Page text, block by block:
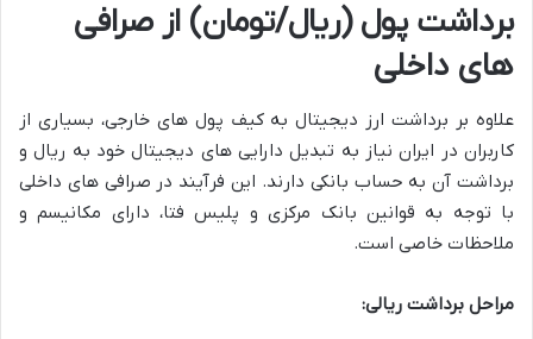
برداشت پول (ریال/تومان) از صرافی
های داخلی
علاوه بر برداشت ارز دیجیتال به کیف پول های خارجی، بسیاری از
کاربران در ایران نیاز به تبدیل دارایی های دیجیتال خود به ریال و
برداشت آن به حساب بانکی دارند. این فرآیند در صرافی های داخلی
با توجه به قوانین بانک مرکزی و پلیس فتا، دارای مکانیسم و
ملاحظات خاصی است.
مراحل برداشت ریالی: